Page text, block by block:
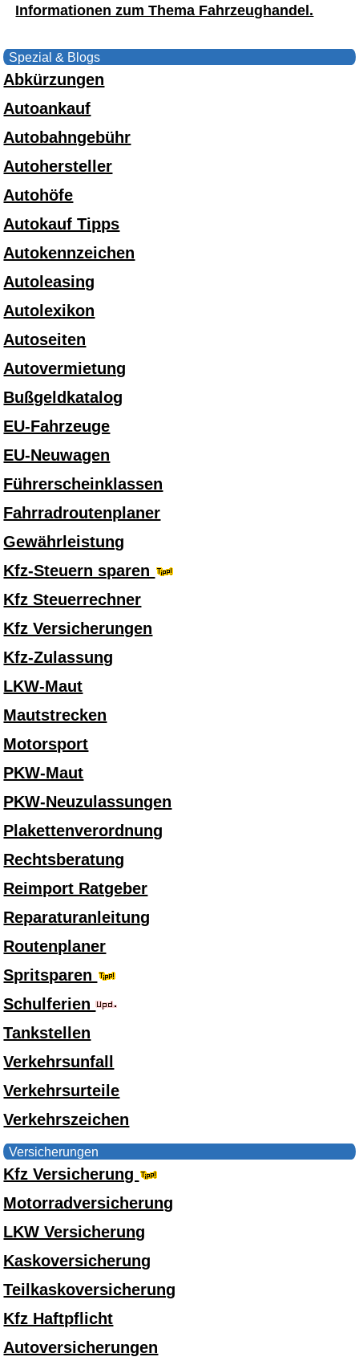
Informationen zum Thema Fahrzeughandel.
Spezial & Blogs
Abkürzungen
Autoankauf
Autobahngebühr
Autohersteller
Autohöfe
Autokauf Tipps
Autokennzeichen
Autoleasing
Autolexikon
Autoseiten
Autovermietung
Bußgeldkatalog
EU-Fahrzeuge
EU-Neuwagen
Führerscheinklassen
Fahrradroutenplaner
Gewährleistung
Kfz-Steuern sparen
Kfz Steuerrechner
Kfz Versicherungen
Kfz-Zulassung
LKW-Maut
Mautstrecken
Motorsport
PKW-Maut
PKW-Neuzulassungen
Plakettenverordnung
Rechtsberatung
Reimport Ratgeber
Reparaturanleitung
Routenplaner
Spritsparen
Schulferien
Tankstellen
Verkehrsunfall
Verkehrsurteile
Verkehrszeichen
Versicherungen
Kfz Versicherung
Motorradversicherung
LKW Versicherung
Kaskoversicherung
Teilkaskoversicherung
Kfz Haftpflicht
Autoversicherungen